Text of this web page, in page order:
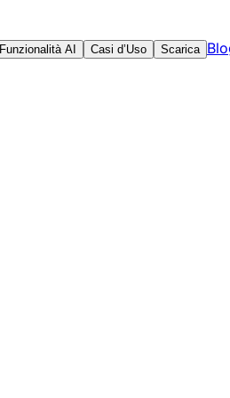
Funzionalità AI Casi d’Uso Scarica